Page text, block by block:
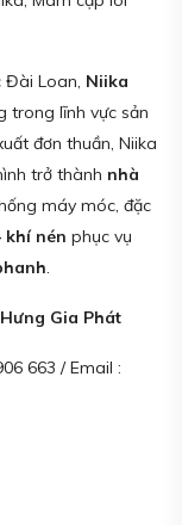
Đài Loan, Niika
trong lĩnh vực sản
đơn thuần, Niika
trở thành nhà
máy móc, đặc
khí nén phục vụ
.
Gia Phát
663 / Email :